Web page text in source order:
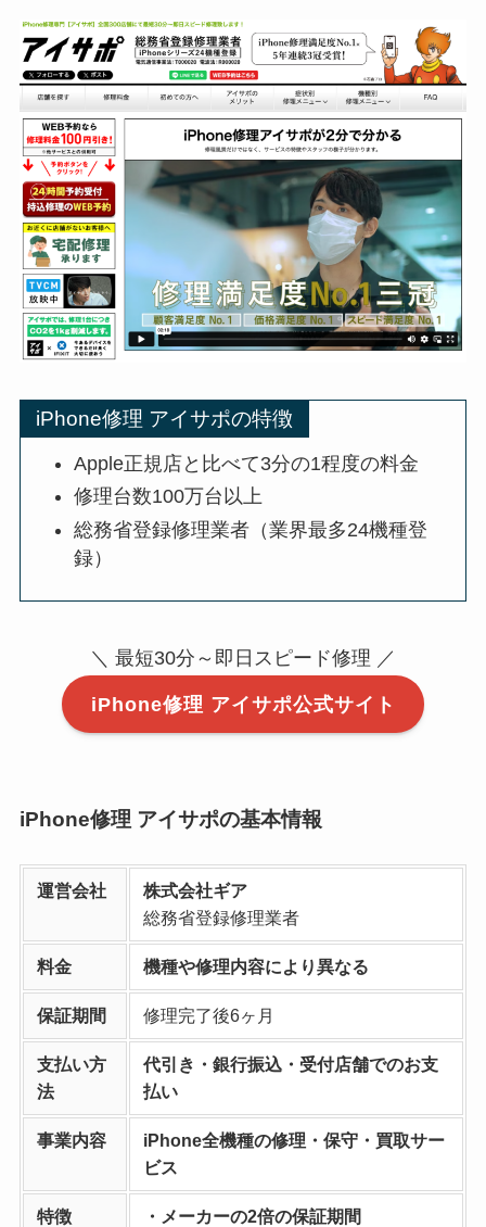
iPhone修理 アイサポの特徴
Apple正規店と比べて3分の1程度の料金
修理台数100万台以上
総務省登録修理業者（業界最多24機種登
録）
＼ 最短30分～即日スピード修理 ／
iPhone修理 アイサポ公式サイト
iPhone修理 アイサポの基本情報
運営会社
株式会社ギア
総務省登録修理業者
料金 機種や修理内容により異なる
保証期間 修理完了後6ヶ月
支払い方
法
代引き・銀行振込・受付店舗でのお支
払い
事業内容
iPhone全機種の修理・保守・買取サー
ビス
特徴
・メーカーの2倍の保証期間